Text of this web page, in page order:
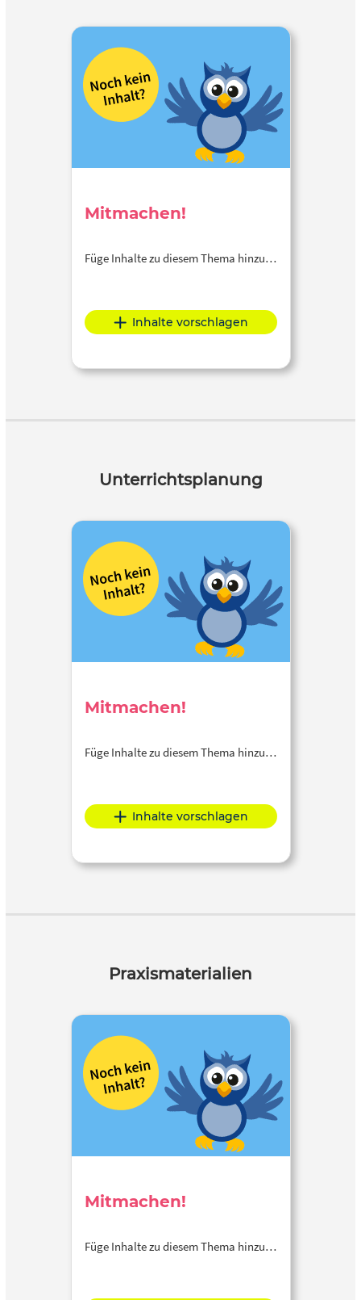
Mitmachen!
Füge Inhalte zu diesem Thema hinzu…
Inhalte vorschlagen
Unterrichtsplanung
Mitmachen!
Füge Inhalte zu diesem Thema hinzu…
Inhalte vorschlagen
Praxismaterialien
Mitmachen!
Füge Inhalte zu diesem Thema hinzu…